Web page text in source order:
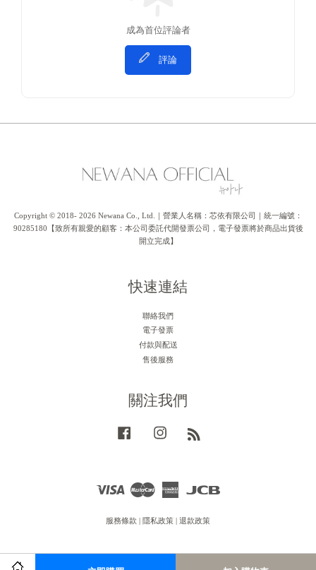
成為首位評論者
評論
Copyright © 2018- 2026 Newana Co., Ltd.｜營業人名稱：芯依有限公司｜統一編號：
90285180【致所有親愛的顧客：本公司委託代開發票公司，電子發票將於商品出貨後
開立完成】
快速連結
聯絡我們
電子發票
付款與配送
售後服務
關注我們
Facebook Instagram
Visa
American
服務條款 | 隱私政策 | 退款政策